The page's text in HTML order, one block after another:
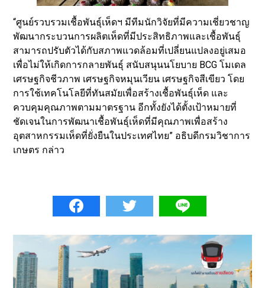
“ศูนย์รวบรวมเชื้อพันธุ์เห็ดฯ มีทีมนักวิจัยที่มีความเชี่ยวชาญ
พัฒนากระบวนการผลิตเห็ดที่มีประสิทธิภาพและเชื้อพันธุ์
สามารถปรับตัวได้กับสภาพแวดล้อมที่เปลี่ยนแปลงอยู่เสมอ
เพื่อไม่ให้เกิดการกลายพันธุ์ สนับสนุนนโยบาย BCG โมเดล
เศรษฐกิจชีวภาพ เศรษฐกิจหมุนเวียน เศรษฐกิจสีเขียว โดย
การใช้เทคโนโลยีที่ทันสมัยเพื่อสร้างเชื้อพันธุ์เห็ด และ
ควบคุมคุณภาพตามมาตรฐาน อีกทั้งยังได้ตั้งเป้าหมายที่
ชัดเจนในการพัฒนาเชื้อพันธุ์เห็ดที่มีคุณภาพเพื่อสร้าง
อุตสาหกรรมเห็ดที่ยั่งยืนในประเทศไทย” อธิบดีกรมวิชาการ
เกษตร กล่าว